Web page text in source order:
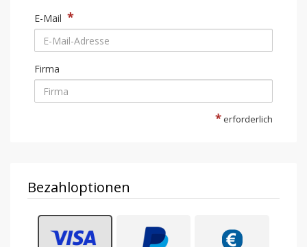
E-Mail *
Firma
*erforderlich
Bezahloptionen